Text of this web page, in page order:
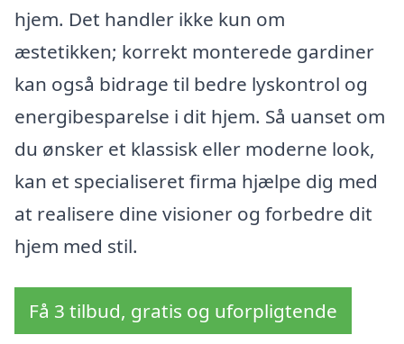
hjem. Det handler ikke kun om
æstetikken; korrekt monterede gardiner
kan også bidrage til bedre lyskontrol og
energibesparelse i dit hjem. Så uanset om
du ønsker et klassisk eller moderne look,
kan et specialiseret firma hjælpe dig med
at realisere dine visioner og forbedre dit
hjem med stil.
Få 3 tilbud, gratis og uforpligtende